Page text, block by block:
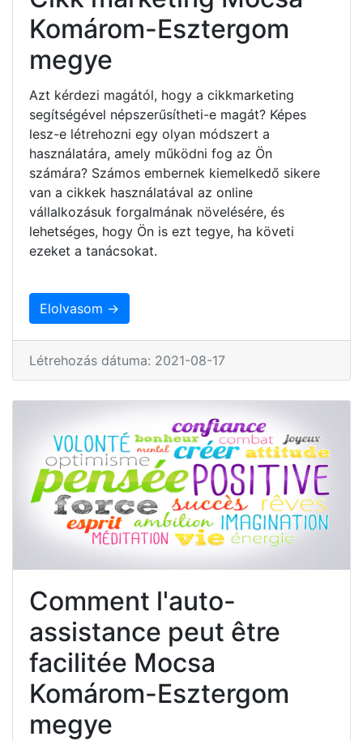
Komárom-Esztergom
megye
Azt kérdezi magától, hogy a cikkmarketing
segítségével népszerűsítheti-e magát? Képes
lesz-e létrehozni egy olyan módszert a
használatára, amely működni fog az Ön
számára? Számos embernek kiemelkedő sikere
van a cikkek használatával az online
vállalkozásuk forgalmának növelésére, és
lehetséges, hogy Ön is ezt tegye, ha követi
ezeket a tanácsokat.
Elolvasom →
Létrehozás dátuma: 2021-08-17
Comment l'auto-
assistance peut être
facilitée Mocsa
Komárom-Esztergom
megye